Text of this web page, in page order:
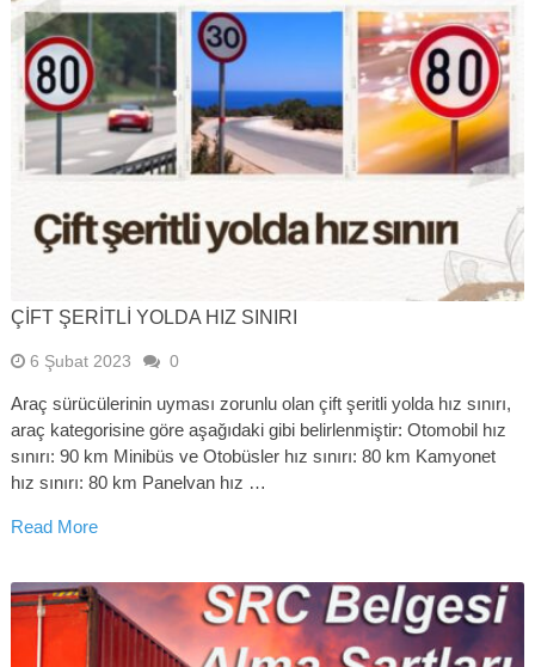
ÇIFT ŞERITLI YOLDA HIZ SINIRI
6 Şubat 2023 0
Araç sürücülerinin uyması zorunlu olan çift şeritli yolda hız sınırı,
araç kategorisine göre aşağıdaki gibi belirlenmiştir: Otomobil hız
sınırı: 90 km Minibüs ve Otobüsler hız sınırı: 80 km Kamyonet
hız sınırı: 80 km Panelvan hız …
Read More